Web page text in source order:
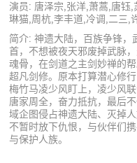
演员: 唐泽宗,张洋,萧蒿,唐钰
琳猫,周杭,李丰道,冷调,二三,
简介: 神遗大陆，百族争锋
首，不想被夜天邪废掉武脉
魂骨，在剑道之主剑妙禅的
超凡剑修。原本打算潜心修
梅竹马凌少风盯上，凌少风
唐家周全，奋力抵抗，最后
域企图侵占神遗大陆、灭掉
不暂时放下仇恨，与伙伴们
与保护人族。